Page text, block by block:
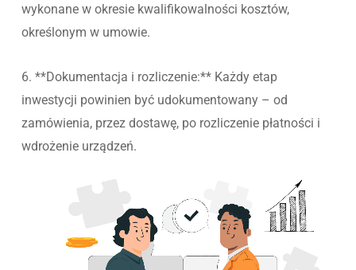
wykonane w okresie kwalifikowalności kosztów,
określonym w umowie.
6. **Dokumentacja i rozliczenie:** Każdy etap
inwestycji powinien być udokumentowany – od
zamówienia, przez dostawę, po rozliczenie płatności i
wdrożenie urządzeń.